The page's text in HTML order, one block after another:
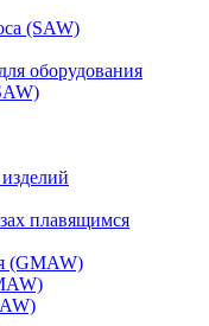
(SAW)
оборудования
плавящимся
(GMAW)